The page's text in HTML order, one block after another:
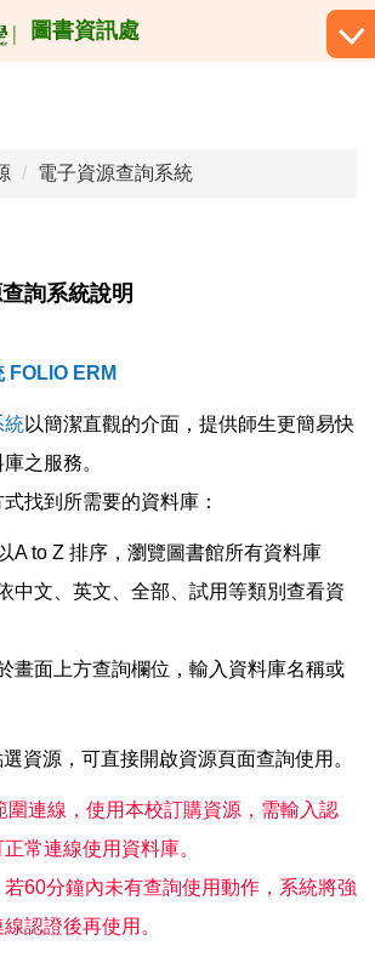
圖書資訊處
電子資源查詢系統
詢系統說明
FOLIO ERM
統以簡潔直觀的介面，提供師生更簡易快
之服務。
找到所需要的資料庫：
A to Z 排序，瀏覽圖書館所有資料庫
中文、英文、全部、試用等類別查看資
畫面上方查詢欄位，輸入資料庫名稱或
資源，可直接開啟資源頁面查詢使用。
圍連線，使用本校訂購資源，需輸入認
常連線使用資料庫。
60分鐘內未有查詢使用動作，系統將強
認證後再使用。